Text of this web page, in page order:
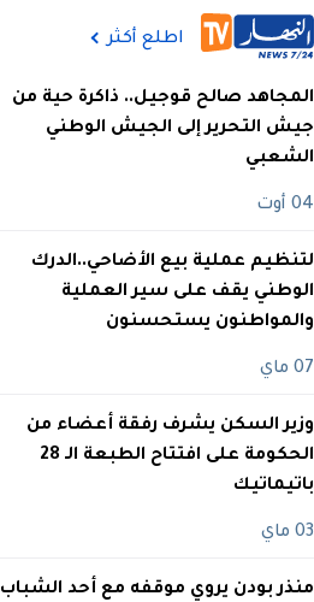
اطلع أكثر
المجاهد صالح قوجيل.. ذاكرة حية من
جيش التحرير إلى الجيش الوطني
الشعبي
04 أوت
لتنظيم عملية بيع الأضاحي..الدرك
الوطني يقف على سير العملية
والمواطنون يستحسنون
07 ماي
وزير السكن يشرف رفقة أعضاء من
الحكومة على افتتاح الطبعة الـ 28
باتيماتيك
03 ماي
منذر بودن يروي موقفه مع أحد الشباب